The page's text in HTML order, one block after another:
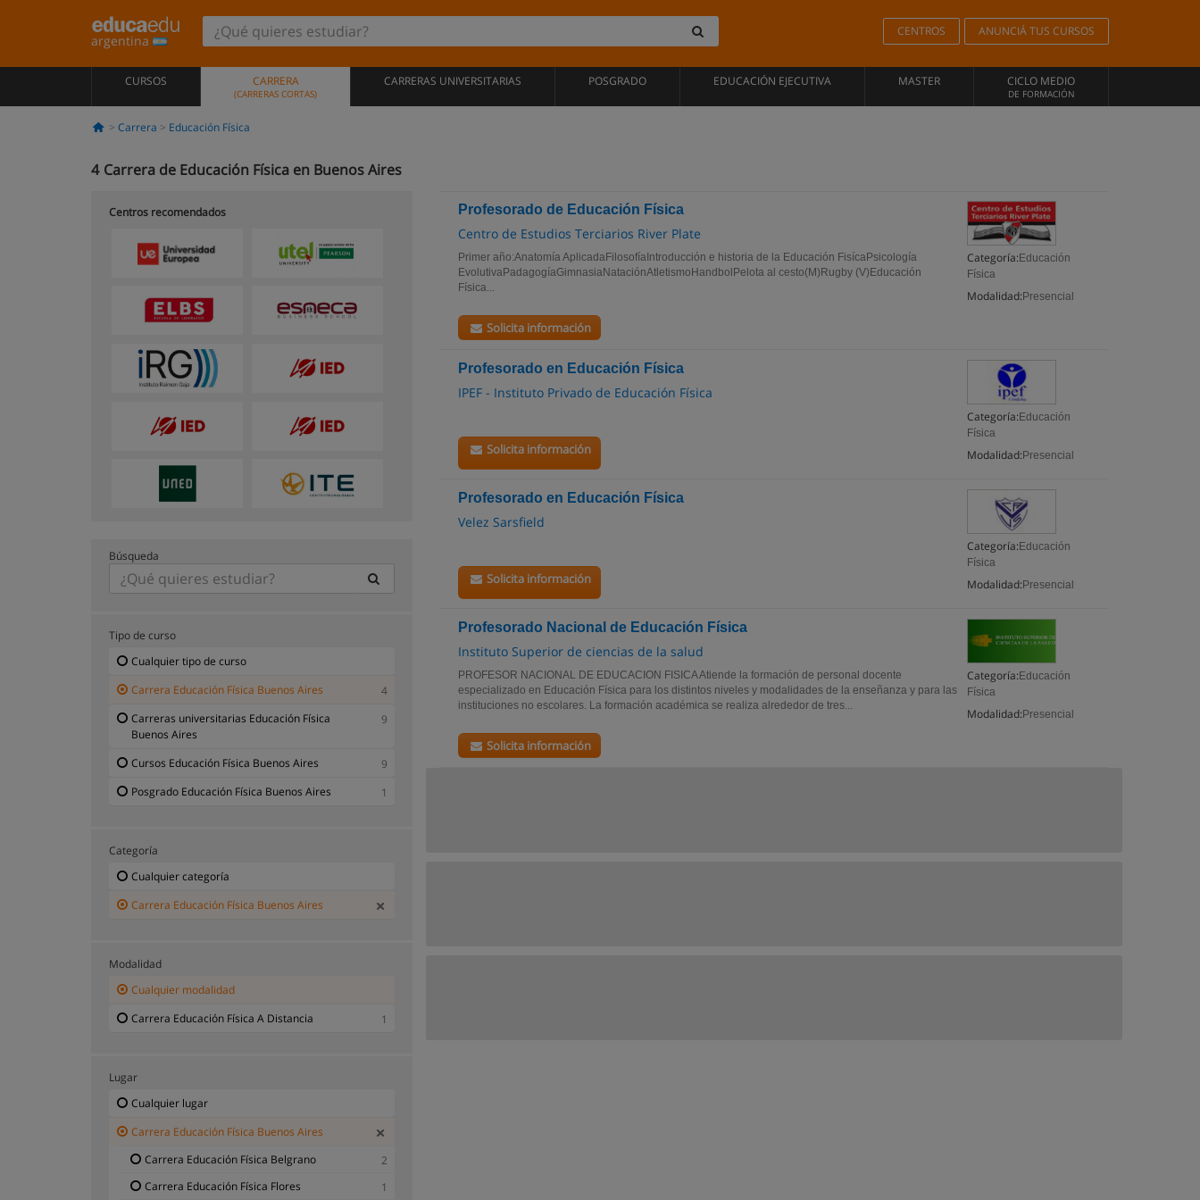
argentina
CENTROS ANUNCIÁ TUS CURSOS
CURSOS CARRERA
(CARRERAS CORTAS)
CARRERAS UNIVERSITARIAS POSGRADO EDUCACIÓN EJECUTIVA MASTER CICLO MEDIO
DE FORMACIÓN
Carrera Educación Física
4 Carrera de Educación Física en Buenos Aires
Profesorado de Educación Física
Centro de Estudios Terciarios River Plate
Categoría: Educación
Física
Modalidad: Presencial
Primer año:Anatomía AplicadaFilosofíaIntroducción e historia de la Educación FisícaPsicología
EvolutivaPadagogíaGimnasiaNataciónAtletismoHandbolPelota al cesto(M)Rugby (V)Educación
Física...
Solicita información
Profesorado en Educación Física
IPEF - Instituto Privado de Educación Física
Categoría: Educación
Física
Modalidad: Presencial
Solicita información
Profesorado en Educación Física
Velez Sarsfield
Categoría: Educación
Física
Modalidad: Presencial
Solicita información
Profesorado Nacional de Educación Física
Instituto Superior de ciencias de la salud
Categoría: Educación
Física
Modalidad: Presencial
PROFESOR NACIONAL DE EDUCACION FISICA Atiende la formación de personal docente
especializado en Educación Física para los distintos niveles y modalidades de la enseñanza y para las
instituciones no escolares. La formación académica se realiza alrededor de tres...
Solicita información
Centros recomendados
Búsqueda
Tipo de curso
Cualquier tipo de curso
Carrera Educación Física Buenos Aires
4
Carreras universitarias Educación Física
Buenos Aires
9
Cursos Educación Física Buenos Aires
9
Posgrado Educación Física Buenos Aires
1
Categoría
Cualquier categoría
Carrera Educación Física Buenos Aires
Modalidad
Cualquier modalidad
Carrera Educación Física A Distancia
1
Lugar
Cualquier lugar
Carrera Educación Física Buenos Aires
Carrera Educación Física Belgrano
2
Carrera Educación Física Flores
1